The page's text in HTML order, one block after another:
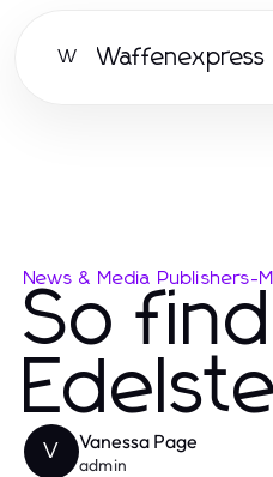
W Waffenexpress
News & Media Publishers-
So
V Vanessa Page
admin